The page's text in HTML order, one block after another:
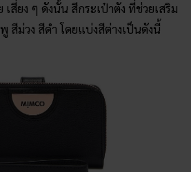
เสี่ยง ๆ ดังนั้น สีกระเป๋าตัง ที่ช่วยเสริม
สีม่วง สีดำ โดยแบ่งสีต่างเป็นดังนี้